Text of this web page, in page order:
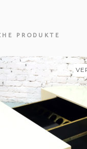
PRODUKTE